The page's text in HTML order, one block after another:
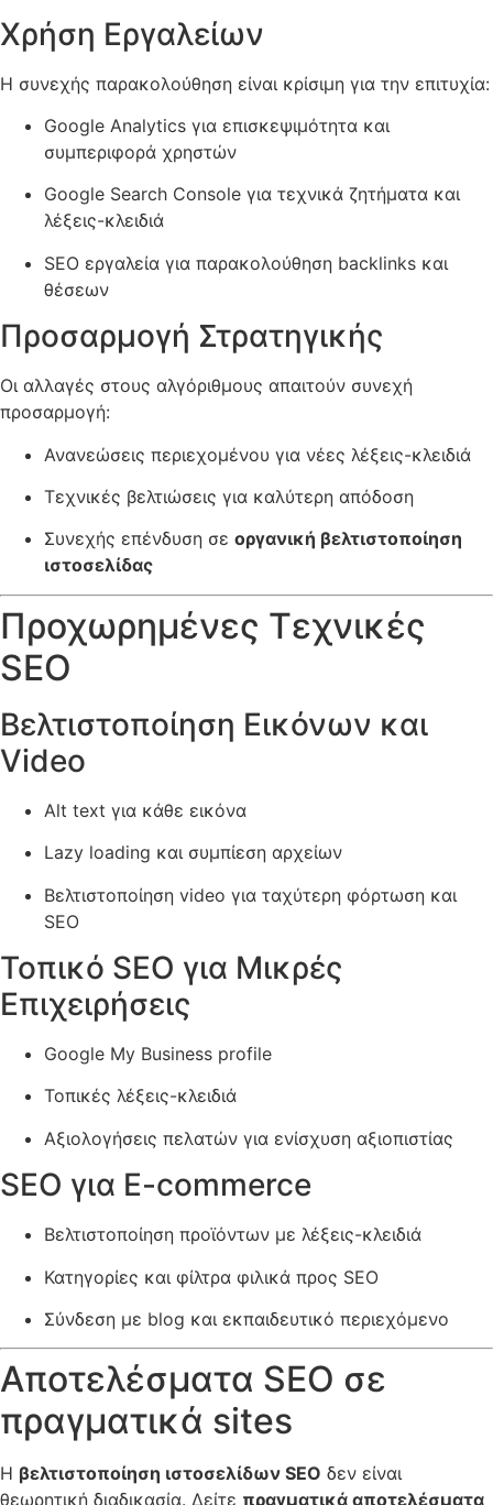
Χρήση Εργαλείων
Η συνεχής παρακολούθηση είναι κρίσιμη για την επιτυχία:
Google Analytics για επισκεψιμότητα και
συμπεριφορά χρηστών
Google Search Console για τεχνικά ζητήματα και
λέξεις-κλειδιά
SEO εργαλεία για παρακολούθηση backlinks και
θέσεων
Προσαρμογή Στρατηγικής
Οι αλλαγές στους αλγόριθμους απαιτούν συνεχή
προσαρμογή:
Ανανεώσεις περιεχομένου για νέες λέξεις-κλειδιά
Τεχνικές βελτιώσεις για καλύτερη απόδοση
Συνεχής επένδυση σε οργανική βελτιστοποίηση
ιστοσελίδας
Προχωρημένες Τεχνικές
SEO
Βελτιστοποίηση Εικόνων και
Video
Alt text για κάθε εικόνα
Lazy loading και συμπίεση αρχείων
Βελτιστοποίηση video για ταχύτερη φόρτωση και
SEO
Τοπικό SEO για Μικρές
Επιχειρήσεις
Google My Business profile
Τοπικές λέξεις-κλειδιά
Αξιολογήσεις πελατών για ενίσχυση αξιοπιστίας
SEO για E-commerce
Βελτιστοποίηση προϊόντων με λέξεις-κλειδιά
Κατηγορίες και φίλτρα φιλικά προς SEO
Σύνδεση με blog και εκπαιδευτικό περιεχόμενο
Αποτελέσματα SEO σε
πραγματικά sites
Η βελτιστοποίηση ιστοσελίδων SEO δεν είναι
θεωρητική διαδικασία. Δείτε πραγματικά αποτελέσματα